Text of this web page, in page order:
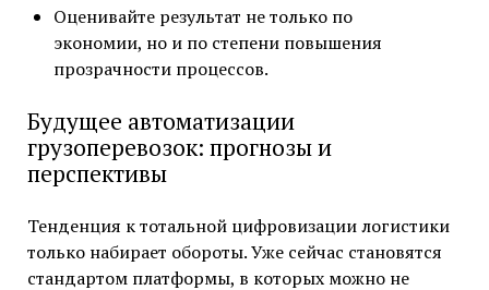
Оценивайте результат не только по
экономии, но и по степени повышения
прозрачности процессов.
Будущее автоматизации
грузоперевозок: прогнозы и
перспективы
Тенденция к тотальной цифровизации логистики
только набирает обороты. Уже сейчас становятся
стандартом платформы, в которых можно не